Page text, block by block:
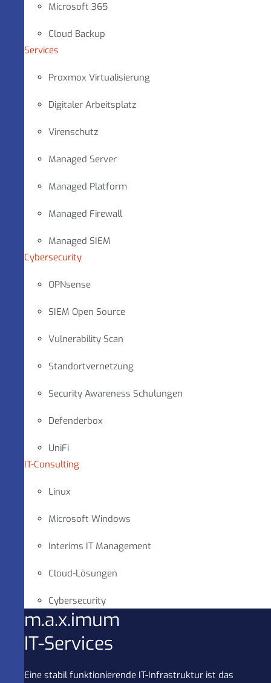
Microsoft 365
Cloud Backup
Services
Proxmox Virtualisierung
Digitaler Arbeitsplatz
Virenschutz
Managed Server
Managed Platform
Managed Firewall
Managed SIEM
Cybersecurity
OPNsense
SIEM Open Source
Vulnerability Scan
Standortvernetzung
Security Awareness Schulungen
Defenderbox
UniFi
IT-Consulting
Linux
Microsoft Windows
Interims IT Management
Cloud-Lösungen
Cybersecurity
m.a.x.imum
IT-Services
Eine stabil funktionierende IT-Infrastruktur ist das